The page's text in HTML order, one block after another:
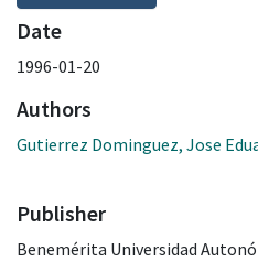
Date
1996-01-20
Authors
Gutierrez Dominguez, Jose
Publisher
Benemérita Universidad